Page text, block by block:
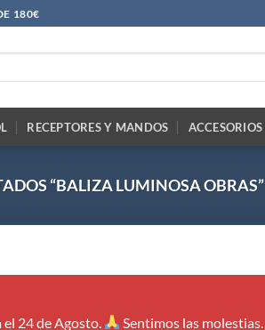
180€
RECEPTORES Y MANDOS ACCESORIOS
“BALIZA LUMINOSA OBRAS”
24 de Agosto.
Sentimos las molestias.